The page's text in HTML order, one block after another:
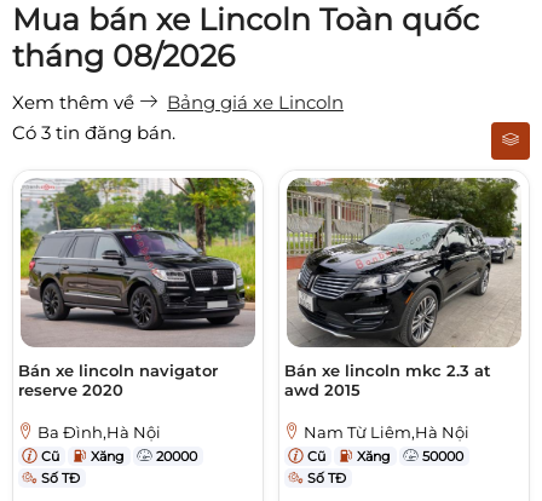
Mua bán xe Lincoln Toàn quốc
tháng 08/2026
Xem thêm về
Bảng giá xe Lincoln
Có 3 tin đăng bán.
Bán xe lincoln navigator
reserve 2020
Ba Đình,Hà Nội
Cũ Xăng
20000
Số TĐ
Bán xe lincoln mkc 2.3 at
awd 2015
Nam Từ Liêm,Hà Nội
Cũ Xăng
50000
Số TĐ